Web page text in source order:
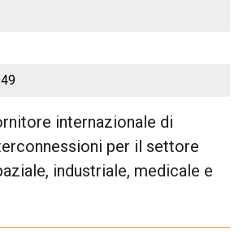
internazionale di
per il settore
industriale, medicale e